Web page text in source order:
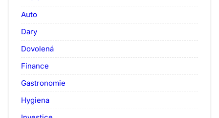
Auto
Dary
Dovolená
Finance
Gastronomie
Hygiena